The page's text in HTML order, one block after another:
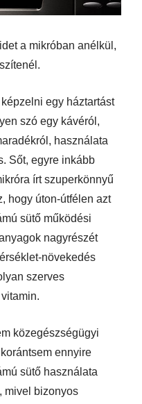
a mikróban anélkül,
egy háztartást
szó egy kávéról,
használata
Sőt, egyre inkább
írt szuperkönnyű
hogy úton-útfélen azt
sütő működési
nagyrészét
növekedés
szerves
közegészségügyi
ennyire
sütő használata
mivel bizonyos